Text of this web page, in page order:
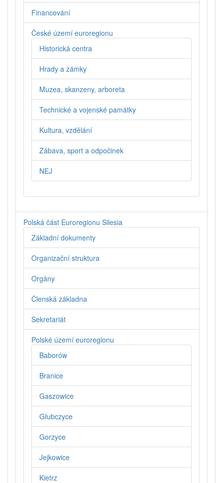
Financování
České území euroregionu
Historická centra
Hrady a zámky
Muzea, skanzeny, arboreta
Technické a vojenské památky
Kultura, vzdělání
Zábava, sport a odpočinek
NEJ
Polská část Euroregionu Silesia
Základní dokumenty
Organizační struktura
Orgány
Členská základna
Sekretariát
Polské území euroregionu
Baborów
Branice
Gaszowice
Głubczyce
Gorzyce
Jejkowice
Kietrz